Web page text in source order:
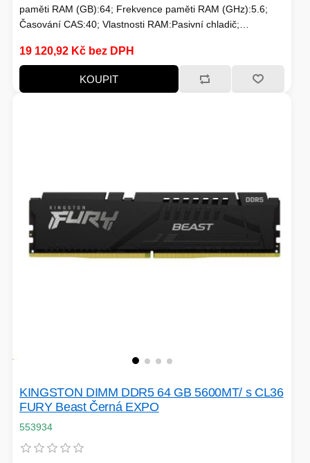
paměti RAM (GB):64; Frekvence paměti RAM (GHz):5.6;
Časování CAS:40; Vlastnosti RAM:Pasivní chladič;
19 120,92 Kč bez DPH
KOUPIT
KINGSTON DIMM DDR5 64 GB 5600MT/ s CL36
FURY Beast Černá EXPO
553934